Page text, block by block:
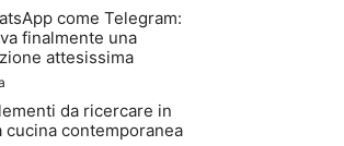
come Telegram:
finalmente una
attesissima
da ricercare in
cucina contemporanea